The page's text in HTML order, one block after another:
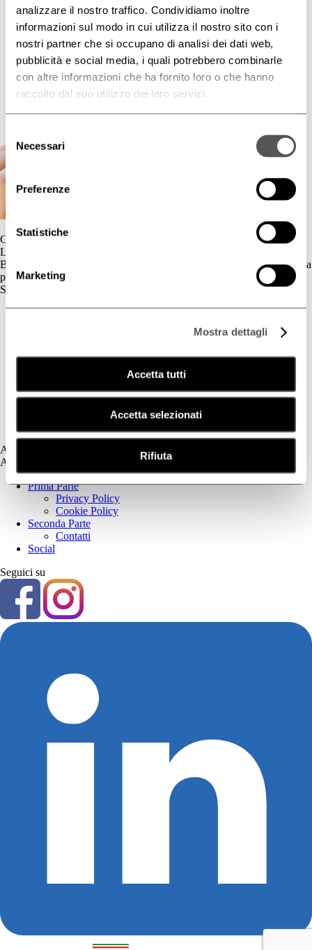
analizzare il nostro traffico. Condividiamo inoltre
informazioni sul modo in cui utilizza il nostro sito con i
nostri partner che si occupano di analisi dei dati web,
pubblicità e social media, i quali potrebbero combinarle
con altre informazioni che ha fornito loro o che hanno
raccolto dal suo utilizzo dei loro servizi.
del
consenso
Necessari
Preferenze
Statistiche
Marketing
Mostra dettagli
Accetta tutti
Accetta selezionati
Rifiuta
Contatti
L'azienda
BIOGENA è un’azienda cosmetica la cui gamma di prodotti è dedicata
principalmente al benessere della pelle.
Skincare
Fotoprotezione Dedicata
Psoriasi
Secchezza Cutanea
Assistenza
Assistenza
Prima Parte
Privacy Policy
Cookie Policy
Seconda Parte
Contatti
Social
Seguici su